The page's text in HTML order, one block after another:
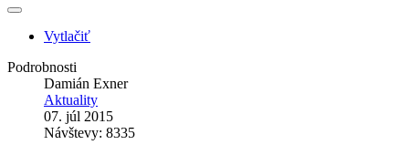
Vytlačiť
Podrobnosti
Damián Exner
Aktuality
07. júl 2015
Návštevy: 8335